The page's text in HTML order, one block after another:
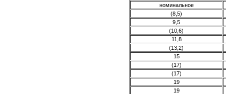
номинальное
(8,5)
9,5
(10,6)
11,8
(13,2)
15
(17)
(17)
19
19